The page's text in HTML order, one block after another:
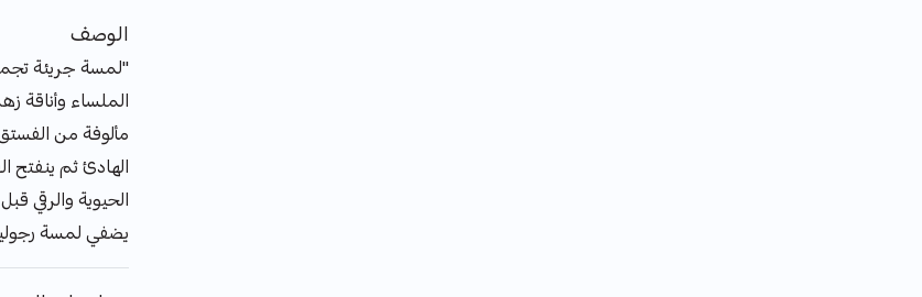
الوصف
"لمسة جريئة
الملساء وأناقة
مألوفة من
الهادئ ثم ينفتح
الحيوية والرقي
يضفي لمسة